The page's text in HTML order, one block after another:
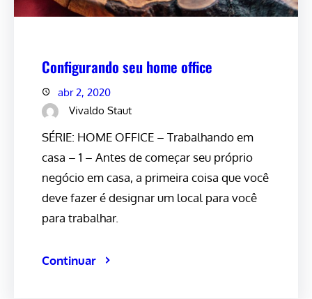
Configurando seu home office
abr 2, 2020
Vivaldo Staut
SÉRIE: HOME OFFICE – Trabalhando em
casa – 1 – Antes de começar seu próprio
negócio em casa, a primeira coisa que você
deve fazer é designar um local para você
para trabalhar.
Continuar